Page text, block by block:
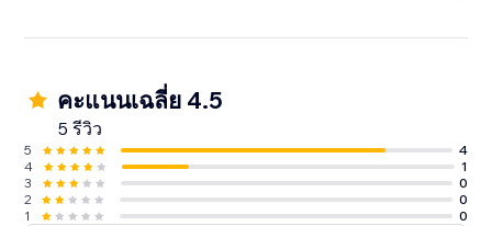
คะแนนเฉลี่ย 4.5
5 รีวิว
5
4
4
1
3
0
2
0
1
0